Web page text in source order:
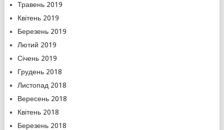
Травень 2019
Квітень 2019
Березень 2019
Лютий 2019
Січень 2019
Грудень 2018
Листопад 2018
Вересень 2018
Квітень 2018
Березень 2018